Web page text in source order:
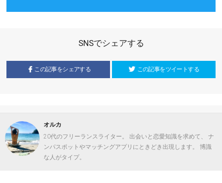
SNSでシェアする
この記事をシェアする この記事をツイートする
オルカ
20代のフリーランスライター。 出会いと恋愛知識を求めて、 ナ
ンパスポットやマッチングアプリにときどき出現します。 博識
な人がタイプ。